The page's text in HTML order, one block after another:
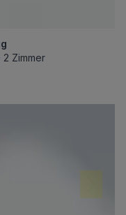
Zimmer